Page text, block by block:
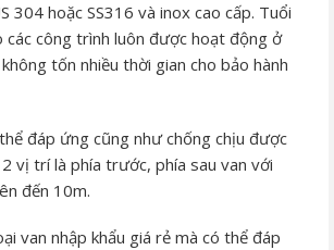
304 hoặc SS316 và inox cao cấp. Tuổi
các công trình luôn được hoạt động ở
tốn nhiều thời gian cho bảo hành
đáp ứng cũng như chống chịu được
vị trí là phía trước, phía sau van với
đến 10m.
van nhập khẩu giá rẻ mà có thể đáp